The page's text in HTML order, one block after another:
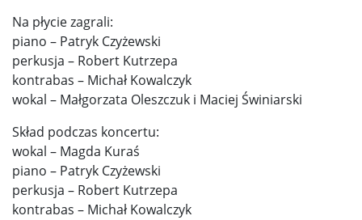
Na płycie zagrali:
piano – Patryk Czyżewski
perkusja – Robert Kutrzepa
kontrabas – Michał Kowalczyk
wokal – Małgorzata Oleszczuk i Maciej Świniarski
Skład podczas koncertu:
wokal – Magda Kuraś
piano – Patryk Czyżewski
perkusja – Robert Kutrzepa
kontrabas – Michał Kowalczyk